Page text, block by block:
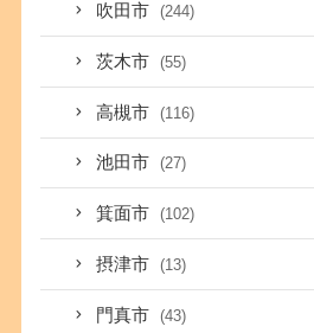
吹田市 (244)
茨木市 (55)
高槻市 (116)
池田市 (27)
箕面市 (102)
摂津市 (13)
門真市 (43)